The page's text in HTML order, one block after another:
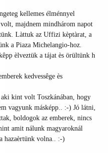
kellemes élménnyel
majdnem mindhárom napot
Làttuk az Uffizi kèptàrat, a
a Piaza Michelangio-hoz.
èlveztük a tájat ès örültünk h
kedvessêge ès
kint volt Toszkánában, hogy
vagyunk másképp.. :-) Jó látni,
boldogok az emberek, nincs
amit nálunk magyaroknál
hazaèrtünk volna.. :-)